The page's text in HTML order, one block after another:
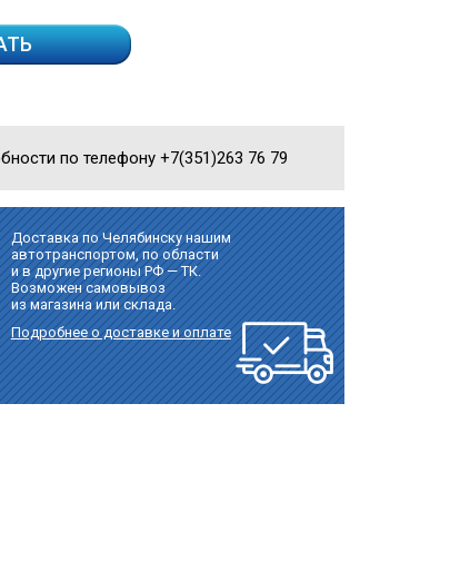
по телефону +7(351)263 76 79
Доставка по Челябинску нашим
автотранспортом, по области
и в другие регионы РФ — ТК.
Возможен самовывоз
из магазина или склада.
Подробнее о доставке и оплате